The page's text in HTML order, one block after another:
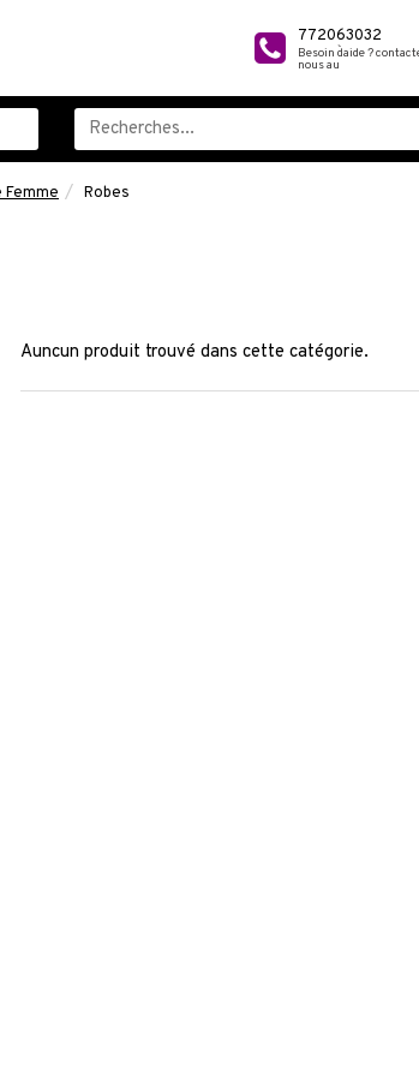
772063032
Besoin d`aide ?
nous au
Femme Robes
Auncun produit trouvé dans cette catégorie.